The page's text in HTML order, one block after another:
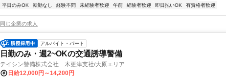
平日のみOK
転勤なし 経験不問 未経験者歓迎 午前 経験者歓迎 即日払いOK 有資格者歓迎
同じ企業の求人
アルバイト・パート
日勤のみ・週2~OKの交通誘導警備
テイシン警備株式会社 木更津支社/大原エリア
日給12,000円～14,200円